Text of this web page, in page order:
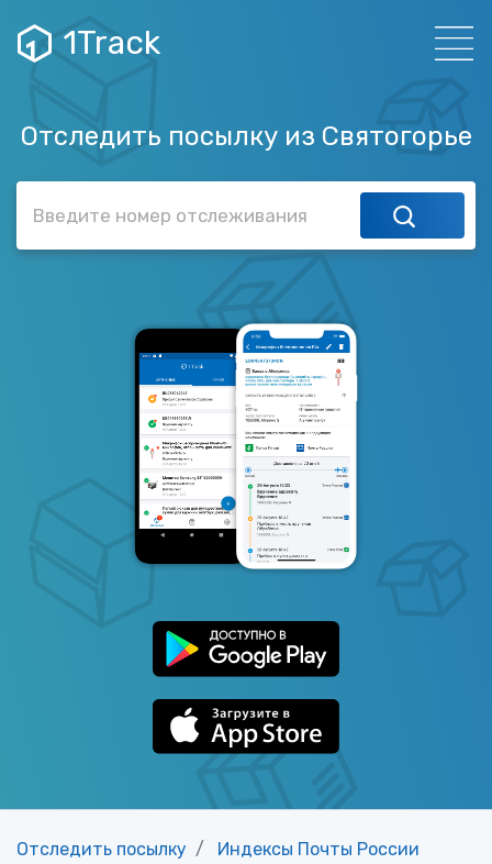
1Track
Отследить посылку из Святогорье
Отследить посылку
Индексы Почты России